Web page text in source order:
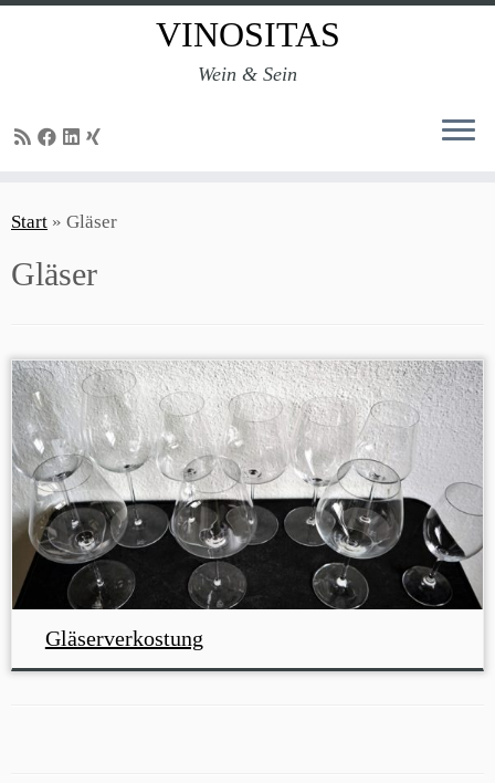
Inhalt
VINOSITAS
Wein & Sein
Start » Gläser
Gläser
Gläserverkostung